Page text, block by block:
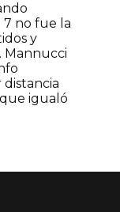
7 no fue la
y
Mannucci
igualó